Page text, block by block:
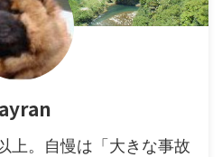
上。自慢は「大きな事故